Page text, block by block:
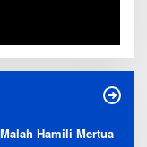
Hamili Mertua